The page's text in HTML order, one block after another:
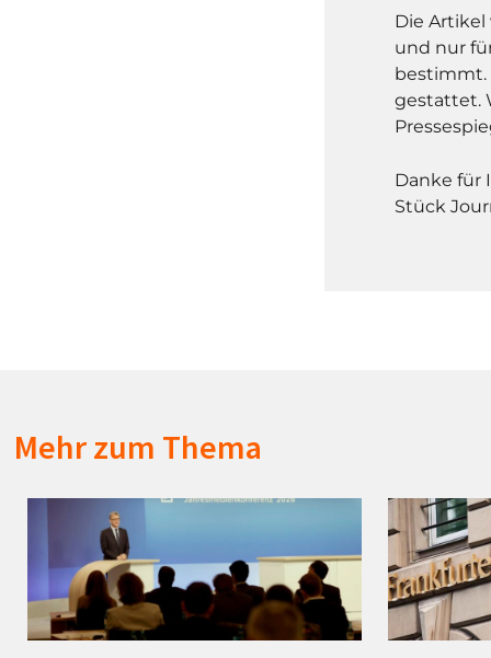
Die
und nur
bestimmt.
gestattet.
Danke für
Stück
Mehr zum Thema